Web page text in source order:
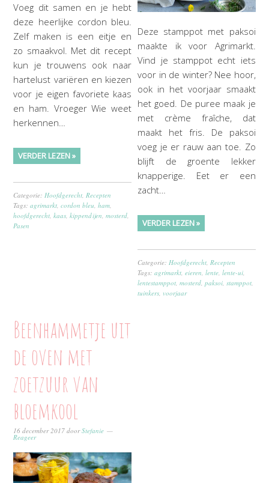
Voeg dit samen en je hebt
deze heerlijke cordon bleu.
Zelf maken is een eitje en
zo smaakvol. Met dit recept
kun je trouwens ook naar
hartelust variëren en kiezen
voor je eigen favoriete kaas
en ham. Vroeger Wie weet
herkennen…
VERDER LEZEN »
Categorie: Hoofdgerecht Recepten
Tags:agrimarkt ,cordon bleu ,ham
hoofdgerecht ,kaas ,kippendijen ,mosterd
Pasen
Deze stamppot met paksoi
maakte ik voor Agrimarkt.
Vind je stamppot echt iets
voor in de winter? Nee hoor,
ook in het voorjaar smaakt
het goed. De puree maak je
met crème fraîche, dat
maakt het fris. De paksoi
voeg je er rauw aan toe. Zo
blijft de groente lekker
knapperige. Eet er een
zacht…
VERDER LEZEN »
Categorie:Hoofdgerecht,Recepten
Tags:agrimarkt,eieren,lente,lente-ui,
lentestamppot,mosterd,paksoi,stamppot,
tuinkers, voorjaar
Beenhammetje uit
de oven met
zoetzuur van
bloemkool
16 december 2017 doorStefanie
Reageer